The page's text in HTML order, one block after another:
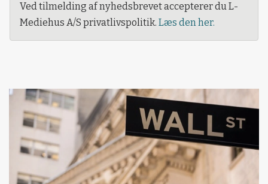
Ved tilmelding af nyhedsbrevet accepterer du L-
Mediehus A/S privatlivspolitik. Læs den her.